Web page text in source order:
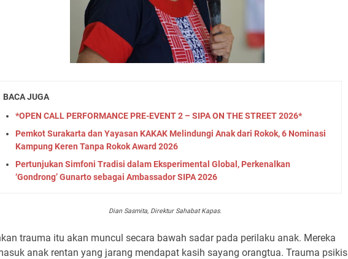
BACA JUGA
*OPEN CALL PERFORMANCE PRE-EVENT 2 – SIPA ON THE STREET 2026*
Pemkot Surakarta dan Yayasan KAKAK Melindungi Anak dari Rokok, 6 Nominasi
Kampung Keren Tanpa Rokok Award 2026
Pertunjukan Simfoni Tradisi dalam Eksperimental Global, Perkenalkan
‘Gondrong’ Gunarto sebagai Ambassador SIPA 2026
Dian Sasmita, Direktur Sahabat Kapas.
trauma itu akan muncul secara bawah sadar pada perilaku anak. Mereka
anak rentan yang jarang mendapat kasih sayang orangtua. Trauma psikis